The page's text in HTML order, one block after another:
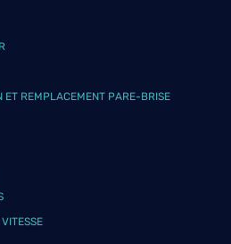
ET REMPLACEMENT PARE-BRISE